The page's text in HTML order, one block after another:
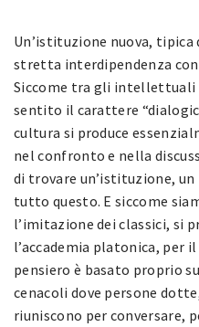
Un’istituzione nuova, tipica
stretta interdipendenza con
Siccome tra gli
sentito il carattere
cultura si produce
nel confronto e nella
di trovare un’istituzione,
tutto questo. E siccome
l’imitazione dei classici, si
l’accademia platonica, per
pensiero è basato proprio
cenacoli dove persone
riuniscono per conversare,